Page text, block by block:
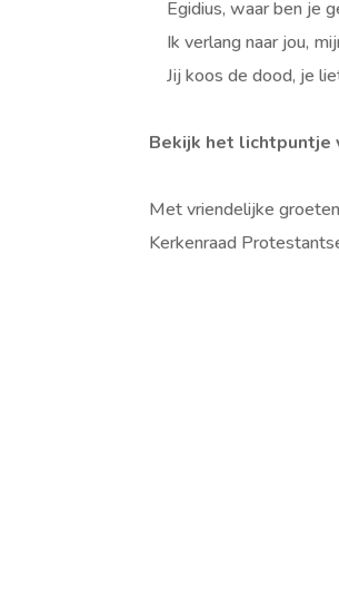
Egidius, waar ben je
Ik verlang naar jou,
Jij koos de dood, je
Bekijk het lichtpuntje
Met vriendelijke
Kerkenraad